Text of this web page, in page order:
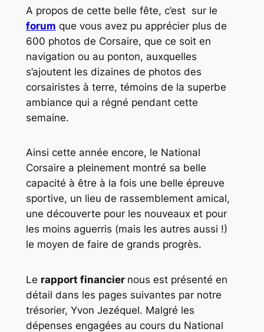
A propos de cette belle fête, c’est sur le
forum que vous avez pu apprécier plus de
600 photos de Corsaire, que ce soit en
navigation ou au ponton, auxquelles
s’ajoutent les dizaines de photos des
corsairistes à terre, témoins de la superbe
ambiance qui a régné pendant cette
semaine.
Ainsi cette année encore, le National
Corsaire a pleinement montré sa belle
capacité à être à la fois une belle épreuve
sportive, un lieu de rassemblement amical,
une découverte pour les nouveaux et pour
les moins aguerris (mais les autres aussi !)
le moyen de faire de grands progrès.
Le rapport financier nous est présenté en
détail dans les pages suivantes par notre
trésorier, Yvon Jezéquel. Malgré les
dépenses engagées au cours du National